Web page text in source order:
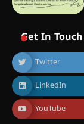
Get In Touch
Twitter
LinkedIn
YouTube